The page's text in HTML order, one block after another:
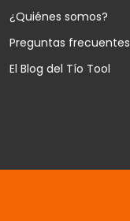
¿Quiénes somos?
Preguntas frecuentes
El Blog del Tío Tool